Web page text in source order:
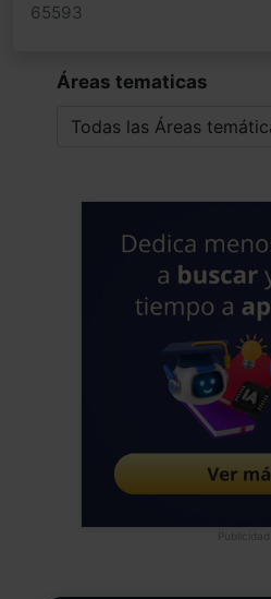
65593
Áreas tematicas
Publicidad